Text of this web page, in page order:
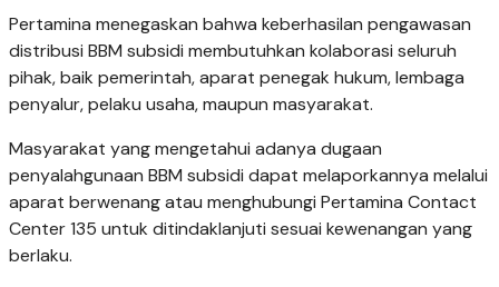
Pertamina menegaskan bahwa keberhasilan pengawasan
distribusi BBM subsidi membutuhkan kolaborasi seluruh
pihak, baik pemerintah, aparat penegak hukum, lembaga
penyalur, pelaku usaha, maupun masyarakat.
Masyarakat yang mengetahui adanya dugaan
penyalahgunaan BBM subsidi dapat melaporkannya melalui
aparat berwenang atau menghubungi Pertamina Contact
Center 135 untuk ditindaklanjuti sesuai kewenangan yang
berlaku.